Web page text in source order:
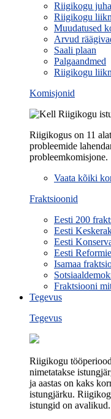
Riigikogu
Riigikogu
Muudatused
Arvud
Saali plaan
Palgaandmed
Riigikogu
Komisjonid
Riigikogus on 11
probleemide
probleemkomisjone.
Vaata kõiki
Fraktsioonid
Eesti 200
Eesti
Eesti
Eesti
Isamaa
Fraktsiooni
Tegevus
Tegevus
Riigikogu
nimetatakse
ja aastas on kaks
istungjärku.
istungid on avalikud.